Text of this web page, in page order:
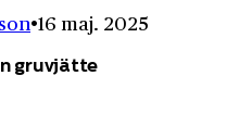
16 maj. 2025
gruvjätte